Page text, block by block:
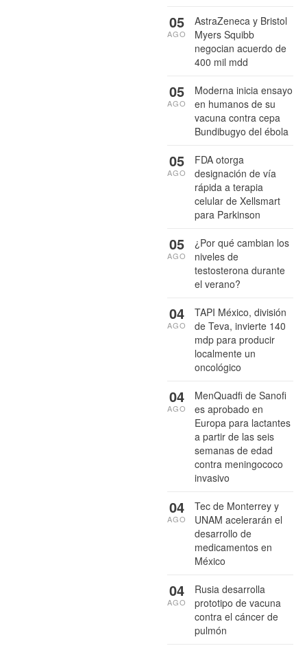
AstraZeneca y Bristol
Myers Squibb
negocian acuerdo de
400 mil mdd
05
AGO
Moderna inicia ensayo
en humanos de su
vacuna contra cepa
Bundibugyo del ébola
05
AGO
FDA otorga
designación de vía
rápida a terapia
celular de Xellsmart
para Parkinson
05
AGO
¿Por qué cambian los
niveles de
testosterona durante
el verano?
05
AGO
TAPI México, división
de Teva, invierte 140
mdp para producir
localmente un
oncológico
04
AGO
MenQuadfi de Sanofi
es aprobado en
Europa para lactantes
a partir de las seis
semanas de edad
contra meningococo
invasivo
04
AGO
Tec de Monterrey y
UNAM acelerarán el
desarrollo de
medicamentos en
México
04
AGO
Rusia desarrolla
prototipo de vacuna
contra el cáncer de
pulmón
04
AGO